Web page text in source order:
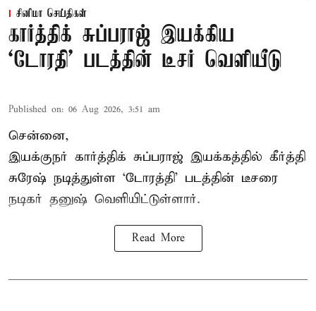
சினிமா செய்திகள்
கார்த்திக் சுப்பராஜ் இயக்கிய
`டோரதி' படத்தின் டீசர் வெளியீடு
Published on: 06 Aug 2026, 3:51 am
சென்னை,
இயக்குநர் கார்த்திக் சுப்பராஜ் இயக்கத்தில் கீர்த்தி
சுரேஷ் நடித்துள்ள `டோரத்தி' படத்தின் டீசரை
நடிகர் தனுஷ் வெளியிட்டுள்ளார்.
Read More